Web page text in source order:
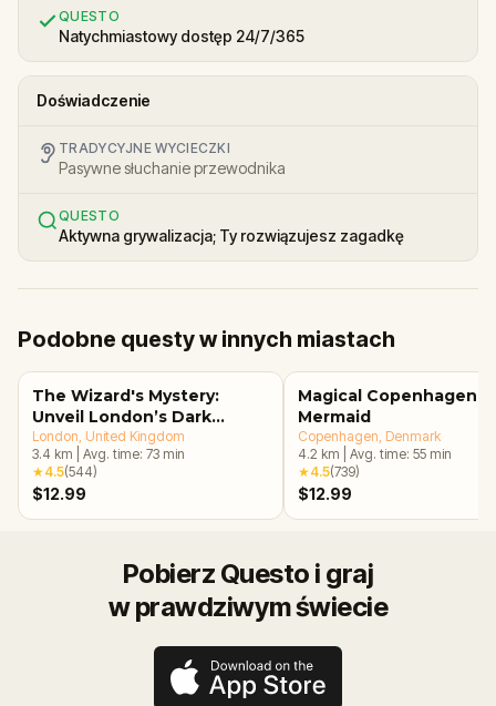
QUESTO
Natychmiastowy dostęp 24/7/365
Doświadczenie
TRADYCYJNE WYCIECZKI
Pasywne słuchanie przewodnika
QUESTO
Aktywna grywalizacja; Ty rozwiązujesz zagadkę
Podobne questy w innych miastach
The Wizard's Mystery:
Unveil London’s Dark
Secrets Escape Game
London , United Kingdom
3.4 km Avg. time: 73 min
★4.5(544)
$12.99
Magical Copenhagen:
Mermaid
Copenhagen , Denmark
4.2 km Avg. time: 55 min
★4.5(739)
$12.99
Pobierz Questo i graj
w prawdziwym świecie